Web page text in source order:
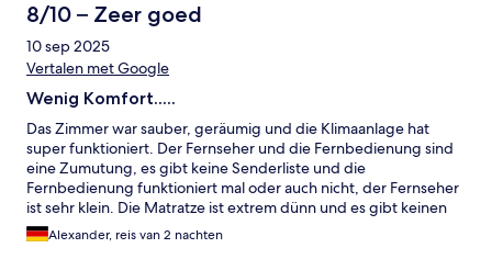
8/10 – Zeer goed
10 sep 2025
Vertalen met Google
Wenig Komfort.....
Das Zimmer war sauber, geräumig und die Klimaanlage hat
super funktioniert. Der Fernseher und die Fernbedienung sind
eine Zumutung, es gibt keine Senderliste und die
Fernbedienung funktioniert mal oder auch nicht, der Fernseher
ist sehr klein. Die Matratze ist extrem dünn und es gibt keinen
Lattenrost sondern nur ein Brett, eine Zumutung und null
Komfort.
Alexander, reis van 2 nachten